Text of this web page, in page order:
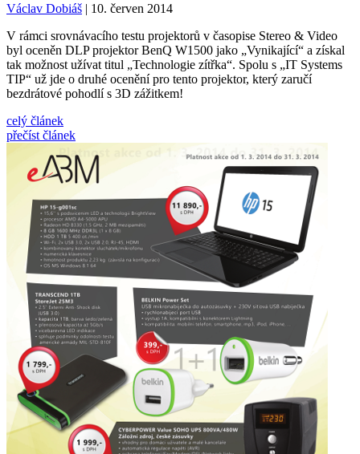
Václav Dobiáš| 10. červen 2014
V rámci srovnávacího testu projektorů v časopise Stereo & Video
byl oceněn DLP projektor BenQ W1500 jako „Vynikající“ a získal
tak možnost užívat titul „Technologie zítřka“. Spolu s „IT Systems
TIP“ už jde o druhé ocenění pro tento projektor, který zaručí
bezdrátové pohodlí s 3D zážitkem!
celý článek
přečíst článek